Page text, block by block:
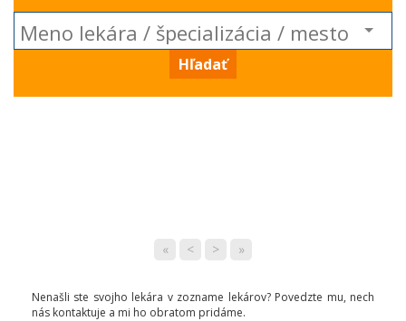
Hľadať
« < > »
Nenašli ste svojho lekára v zozname lekárov? Povedzte mu, nech
nás kontaktuje a mi ho obratom pridáme.